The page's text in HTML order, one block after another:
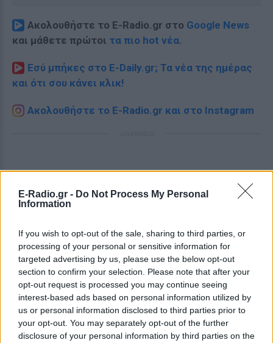
E-Radio.gr - Do Not Process My Personal
Information
If you wish to opt-out of the sale, sharing to third parties, or
processing of your personal or sensitive information for
targeted advertising by us, please use the below opt-out
section to confirm your selection. Please note that after your
opt-out request is processed you may continue seeing
interest-based ads based on personal information utilized by
us or personal information disclosed to third parties prior to
your opt-out. You may separately opt-out of the further
disclosure of your personal information by third parties on the
Ακολουθήστε το E-Radio.gr στο Google News
και μάθετε πρώτοι τα πιο hot νέα.
Εσύ μπήκες στο E-Daily.gr; Τα νέα της ημέρας
και ότι σου κάνει κλικ!
Ακολουθήστε το E-Radio.gr και στο Instagram